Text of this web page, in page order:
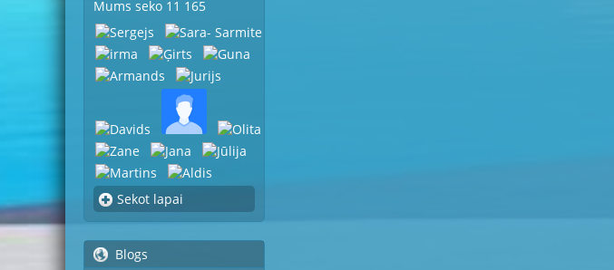
Mums seko 11 165
Sekot lapai
Blogs